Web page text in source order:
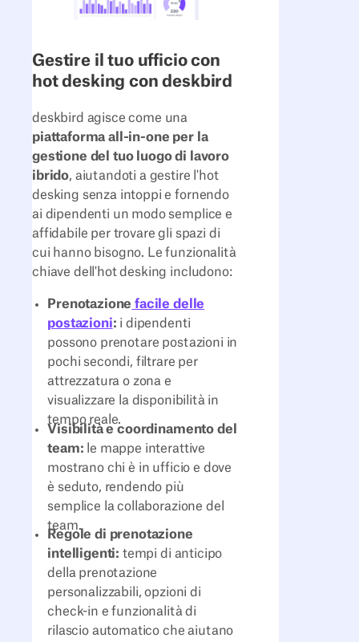
Gestire il tuo ufficio con
hot desking con deskbird
deskbird agisce come una
piattaforma all-in-one per la
gestione del tuo luogo di lavoro
ibrido, aiutandoti a gestire l'hot
desking senza intoppi e fornendo
ai dipendenti un modo semplice e
affidabile per trovare gli spazi di
cui hanno bisogno. Le funzionalità
chiave dell'hot desking includono:
Prenotazione facile delle
postazioni: i dipendenti
possono prenotare postazioni in
pochi secondi, filtrare per
attrezzatura o zona e
visualizzare la disponibilità in
tempo reale.
Visibilità e coordinamento del
team: le mappe interattive
mostrano chi è in ufficio e dove
è seduto, rendendo più
semplice la collaborazione del
team.
Regole di prenotazione
intelligenti: tempi di anticipo
della prenotazione
personalizzabili, opzioni di
check-in e funzionalità di
rilascio automatico che aiutano